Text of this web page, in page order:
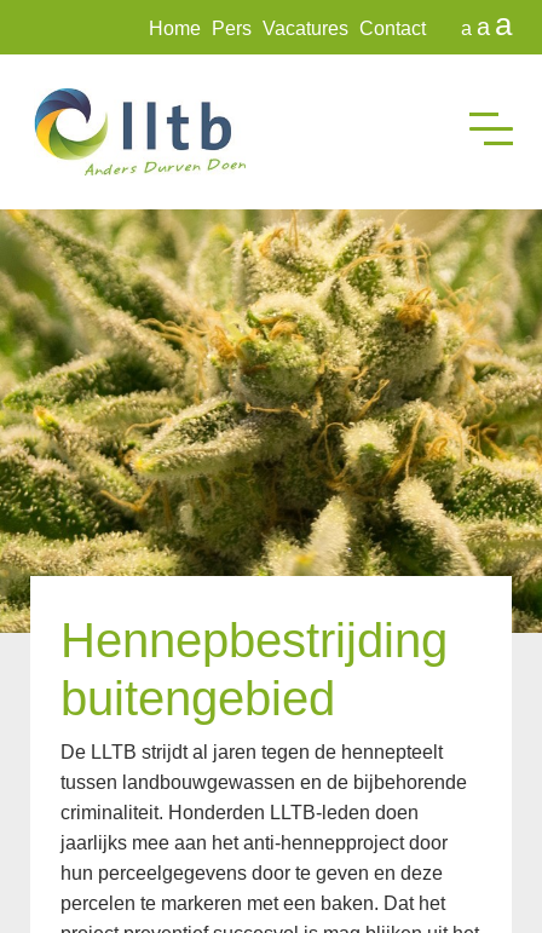
Home Pers Vacatures Contact a a a
Hennepbestrijding
buitengebied
De LLTB strijdt al jaren tegen de hennepteelt
tussen landbouwgewassen en de bijbehorende
criminaliteit. Honderden LLTB-leden doen
jaarlijks mee aan het anti-hennepproject door
hun perceelgegevens door te geven en deze
percelen te markeren met een baken. Dat het